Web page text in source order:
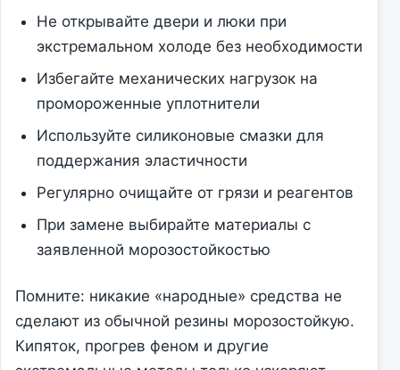
Не открывайте двери и люки при
экстремальном холоде без необходимости
Избегайте механических нагрузок на
промороженные уплотнители
Используйте силиконовые смазки для
поддержания эластичности
Регулярно очищайте от грязи и реагентов
При замене выбирайте материалы с
заявленной морозостойкостью
Помните: никакие «народные» средства не
сделают из обычной резины морозостойкую.
Кипяток, прогрев феном и другие